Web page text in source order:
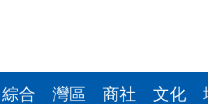
綜合 灣區 商社 文化